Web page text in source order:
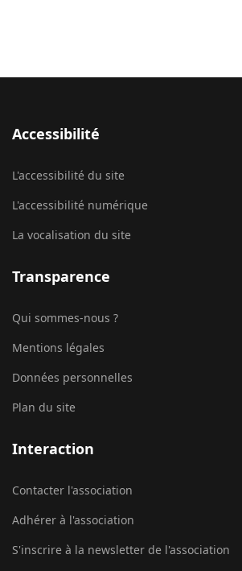
Accessibilité
L'accessibilité du site
L'accessibilité numérique
La vocalisation du site
Transparence
Qui sommes-nous ?
Mentions légales
Données personnelles
Plan du site
Interaction
Contacter l'association
Adhérer à l'association
S'inscrire à la newsletter de l'association